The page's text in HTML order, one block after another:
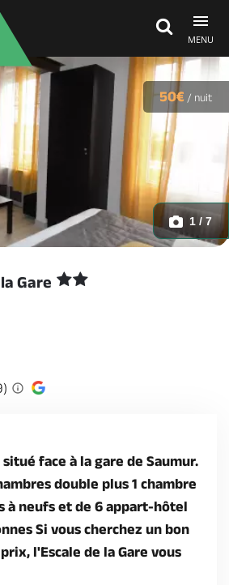
MENU
de tourisme Comment venir ? Ecrivez-nous
- chambre familiale_1 -
1 / 7
50€ / nuit
Gare
face à la gare de Saumur.
double plus 1 chambre
à neufs et de 6 appart-hôtel
Si vous cherchez un bon
l'Escale de la Gare vous